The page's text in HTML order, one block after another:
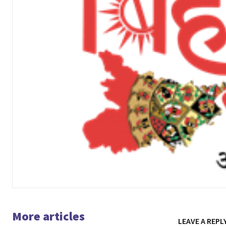
More articles LEAVE A